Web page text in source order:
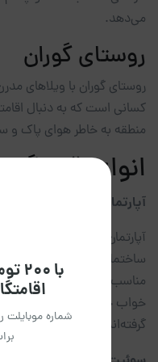
می‌دهد.
روستای گوران
روستای گوران با ویلاهای
کسانی است که به دنبال
منطقه به خاطر هوای پاک و
انواع
آپارتمان‌های مبله دماوند
آپارتمان‌های مبله دماوند
ساختمان‌های مستقل قرار
مناسب هستند. این
خواب جداگانه و فضای
گرفته‌اند.
با
شماره موبایلت